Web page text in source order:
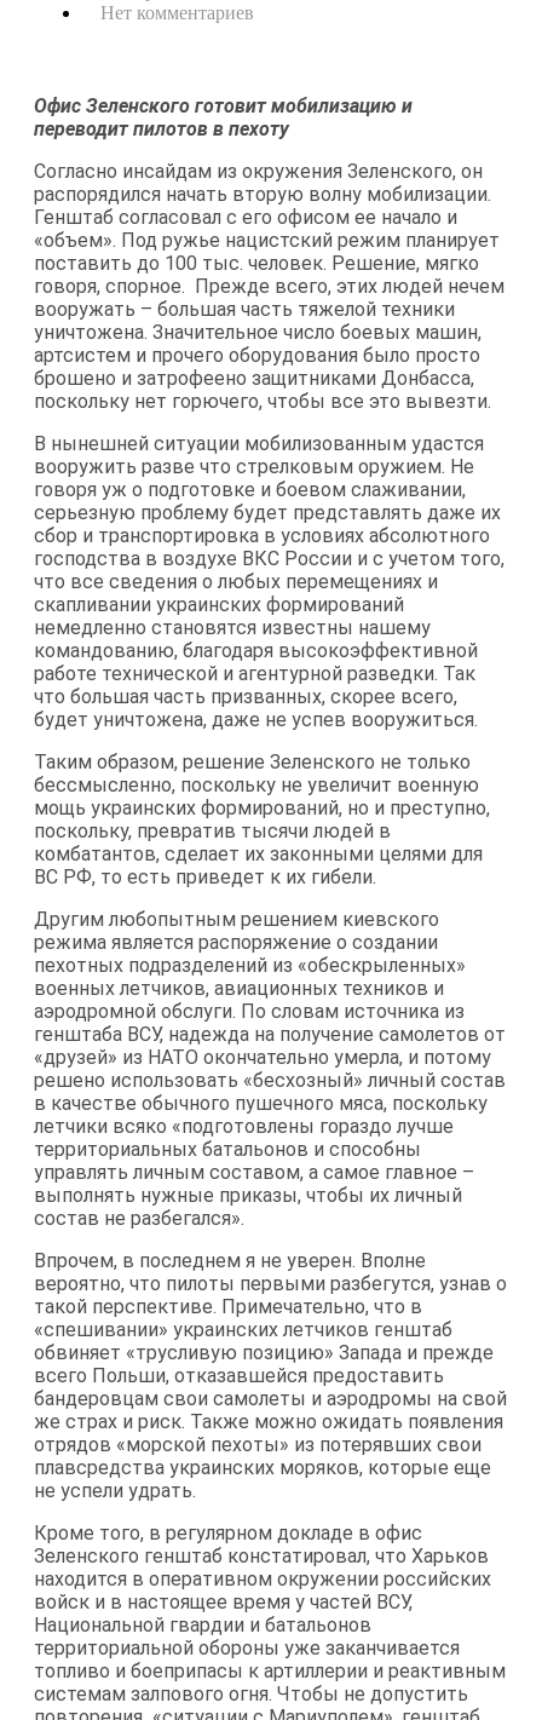
Нет комментариев
Офис Зеленского готовит мобилизацию и
переводит пилотов в пехоту
Согласно инсайдам из окружения Зеленского, он
распорядился начать вторую волну мобилизации.
Генштаб согласовал с его офисом ее начало и
«объем». Под ружье нацистский режим планирует
поставить до 100 тыс. человек. Решение, мягко
говоря, спорное. Прежде всего, этих людей нечем
вооружать – большая часть тяжелой техники
уничтожена. Значительное число боевых машин,
артсистем и прочего оборудования было просто
брошено и затрофеено защитниками Донбасса,
поскольку нет горючего, чтобы все это вывезти.
В нынешней ситуации мобилизованным удастся
вооружить разве что стрелковым оружием. Не
говоря уж о подготовке и боевом слаживании,
серьезную проблему будет представлять даже их
сбор и транспортировка в условиях абсолютного
господства в воздухе ВКС России и с учетом того,
что все сведения о любых перемещениях и
скапливании украинских формирований
немедленно становятся известны нашему
командованию, благодаря высокоэффективной
работе технической и агентурной разведки. Так
что большая часть призванных, скорее всего,
будет уничтожена, даже не успев вооружиться.
Таким образом, решение Зеленского не только
бессмысленно, поскольку не увеличит военную
мощь украинских формирований, но и преступно,
поскольку, превратив тысячи людей в
комбатантов, сделает их законными целями для
ВС РФ, то есть приведет к их гибели.
Другим любопытным решением киевского
режима является распоряжение о создании
пехотных подразделений из «обескрыленных»
военных летчиков, авиационных техников и
аэродромной обслуги. По словам источника из
генштаба ВСУ, надежда на получение самолетов от
«друзей» из НАТО окончательно умерла, и потому
решено использовать «бесхозный» личный состав
в качестве обычного пушечного мяса, поскольку
летчики всяко «подготовлены гораздо лучше
территориальных батальонов и способны
управлять личным составом, а самое главное –
выполнять нужные приказы, чтобы их личный
состав не разбегался».
Впрочем, в последнем я не уверен. Вполне
вероятно, что пилоты первыми разбегутся, узнав о
такой перспективе. Примечательно, что в
«спешивании» украинских летчиков генштаб
обвиняет «трусливую позицию» Запада и прежде
всего Польши, отказавшейся предоставить
бандеровцам свои самолеты и аэродромы на свой
же страх и риск. Также можно ожидать появления
отрядов «морской пехоты» из потерявших свои
плавсредства украинских моряков, которые еще
не успели удрать.
Кроме того, в регулярном докладе в офис
Зеленского генштаб констатировал, что Харьков
находится в оперативном окружении российских
войск и в настоящее время у частей ВСУ,
Национальной гвардии и батальонов
территориальной обороны уже заканчивается
топливо и боеприпасы к артиллерии и реактивным
системам залпового огня. Чтобы не допустить